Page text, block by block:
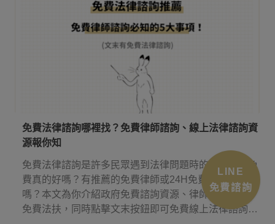
免費法律諮詢哪裡找？免費律師諮詢、線上法律諮詢資
源報你知
免費法律諮詢是許多民眾遇到法律問題時的首選，但免
費真的好嗎？有推薦的免費律師或24H免費法律諮詢
嗎？本文為你介紹政府免費諮詢資源、律師法律諮詢、
免費法扶，同時點擊文末按鈕即可免費線上法律諮詢，
LINE
免費諮詢